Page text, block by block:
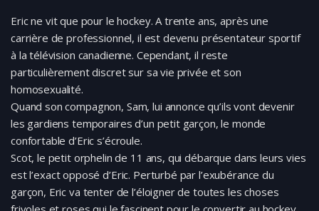
Eric ne vit que pour le hockey. A trente ans, après une
carrière de professionnel, il est devenu présentateur sportif
à la télévision canadienne. Cependant, il reste
particulièrement discret sur sa vie privée et son
homosexualité.
Quand son compagnon, Sam, lui annonce qu’ils vont devenir
les gardiens temporaires d’un petit garçon, le monde
confortable d’Eric s’écroule.
Scot, le petit orphelin de 11 ans, qui débarque dans leurs vies
est l’exact opposé d’Eric. Perturbé par l’exubérance du
garçon, Eric va tenter de l’éloigner de toutes les choses